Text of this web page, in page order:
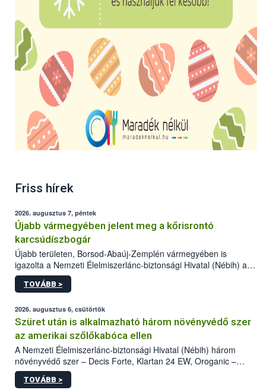
Friss hírek
2026. augusztus 7, péntek
Újabb vármegyében jelent meg a kőrisrontó
karcsúdíszbogár
Újabb területen, Borsod-Abaúj-Zemplén vármegyében is
igazolta a Nemzeti Élelmiszerlánc-biztonsági Hivatal (Nébih) a
kőrisrontó karcsúdíszbogár (Agrilus planipennis) jelenlétét. A
kártevőt nem csak színcsapdában találták meg, de már fertőzött
az intenzív felderítést, emellett az intézkedéseket a szlovák
hatósággal is összehangolják a terjedés megállítása érdekében.
TOVÁBB >
2026. augusztus 6, csütörtök
Szüret után is alkalmazható három növényvédő szer
az amerikai szőlőkabóca ellen
A Nemzeti Élelmiszerlánc-biztonsági Hivatal (Nébih) három
növényvédő szer – Decis Forte, Klartan 24 EW, Oroganic –
engedélyokiratát módosította, így azok a szüretet követően,
egészen a vesszőérettség (BBCH 91) stádiumáig
TOVÁBB >